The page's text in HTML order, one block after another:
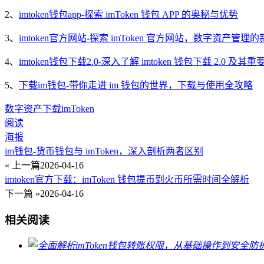
2、 imtoken钱包app-探索 imToken 钱包 APP 的奥秘与优势
3、 imtoken官方网站-探索 imToken 官方网站，数字资产管理的
4、 imtoken钱包下载2.0-深入了解 imtoken 钱包下载 2.0 及其重
5、 下载im钱包-带你走进 im 钱包的世界，下载与使用全攻略
数字资产下载imToken
阅读
海报
im钱包-货币钱包与 imToken，深入剖析两者区别
« 上一篇2026-04-16
imtoken官方下载：imToken 钱包提币到火币所需时间全解析
下一篇 »2026-04-16
相关阅读